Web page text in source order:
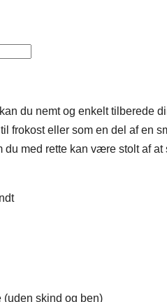
du nemt og enkelt tilberede
til frokost eller som en del af en
du med rette kan være stolt af
(uden skind og ben)